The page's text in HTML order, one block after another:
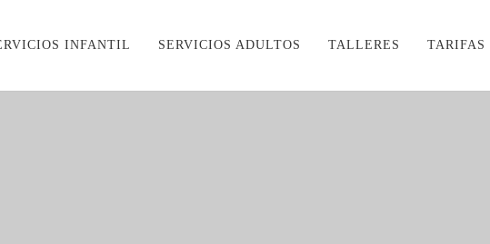
INFANTIL SERVICIOS ADULTOS TALLERES TARIFAS
NIÑOS